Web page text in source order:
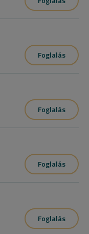
Foglalás
Foglalás
Foglalás
Foglalás